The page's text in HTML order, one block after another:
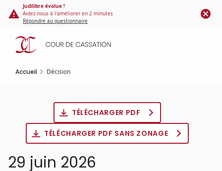
Panneau de gestion des cookies
contenu
principal
Judilibre évolue !
Aidez-nous à l'améliorer en 2 minutes
Répondre au questionnaire
Accueil Décision
TÉLÉCHARGER PDF
TÉLÉCHARGER PDF SANS ZONAGE
29 juin 2026